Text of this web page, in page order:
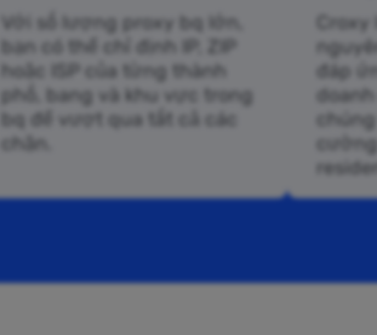
Với số lượng proxy bq lớn,
bạn có thể chỉ định IP, ZIP
hoặc ISP của từng thành
phố, bang và khu vực trong
bq để vượt qua tất cả các
chặn.
đáp
doanh